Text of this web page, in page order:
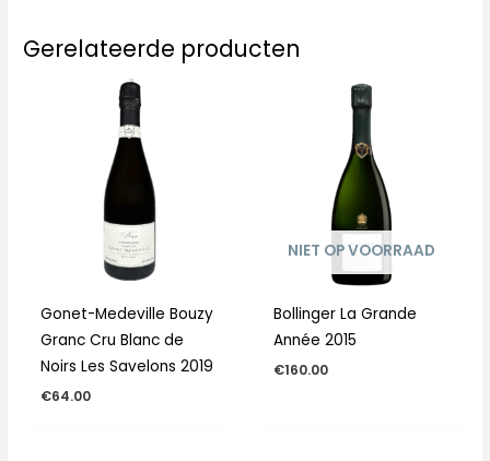
Gerelateerde producten
Gonet-Medeville Bouzy
Granc Cru Blanc de
Noirs Les Savelons 2019
€64.00
NIET OP VOORRAAD
Bollinger La Grande
Année 2015
€160.00